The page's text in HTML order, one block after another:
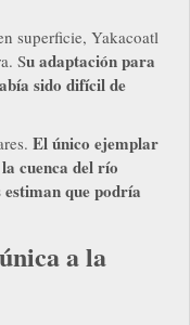
superficie, Yakacoatl
Su adaptación para
sido difícil de
El único ejemplar
cuenca del río
que podría
a la